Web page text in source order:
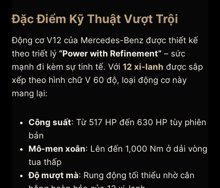
Đặc Điểm Kỹ Thuật Vượt Trội
Động cơ V12 của Mercedes-Benz được thiết kế
theo triết lý “Power with Refinement” – sức
mạnh đi kèm sự tinh tế. Với 12 xi-lanh được sắp
xếp theo hình chữ V 60 độ, loại động cơ này
mang lại:
Công suất: Từ 517 HP đến 630 HP tùy phiên
bản
Mô-men xoắn: Lên đến 1,000 Nm ở dải vòng
tua thấp
Độ mượt mà: Rung động tối thiểu nhờ cân